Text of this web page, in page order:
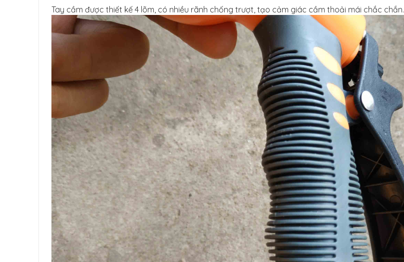
Tay cầm được thiết kế 4 lõm, có nhiều rãnh chống trượt, tạo cảm giác cầm thoải mái chắc chắn.